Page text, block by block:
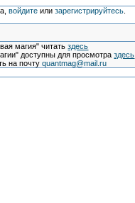
войдитеили зарегистрируйтесь.
магия" читатьздесь
доступны для просмотраздесь
на почтуquantmag@mail.ru